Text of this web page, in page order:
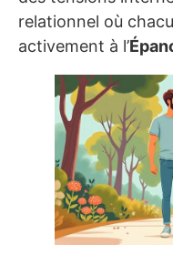
relationnel où
activement à l’